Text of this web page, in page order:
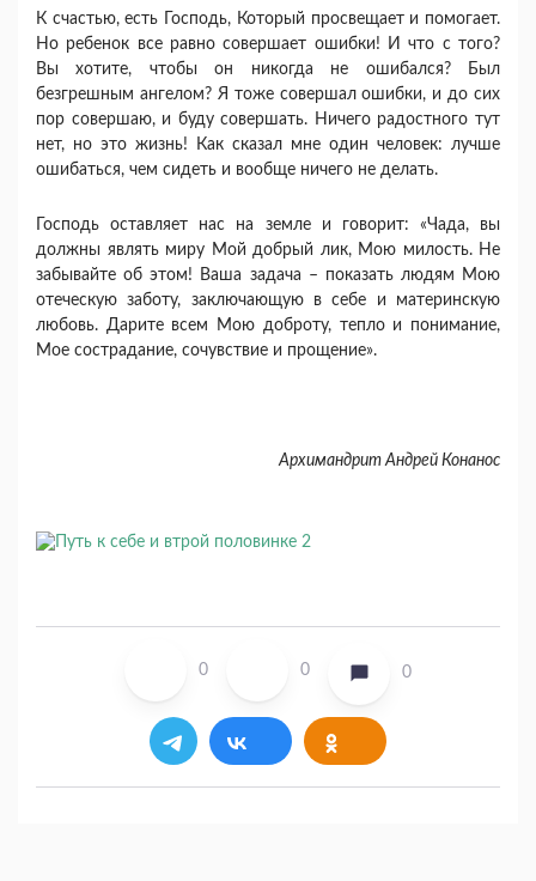
К счастью, есть Господь, Который просвещает и помогает.
Но ребенок все равно совершает ошибки! И что с того?
Вы хотите, чтобы он никогда не ошибался? Был
безгрешным ангелом? Я тоже совершал ошибки, и до сих
пор совершаю, и буду совершать. Ничего радостного тут
нет, но это жизнь! Как сказал мне один человек: лучше
ошибаться, чем сидеть и вообще ничего не делать.
Господь оставляет нас на земле и говорит: «Чада, вы
должны являть миру Мой добрый лик, Мою милость. Не
забывайте об этом! Ваша задача – показать людям Мою
отеческую заботу, заключающую в себе и материнскую
любовь. Дарите всем Мою доброту, тепло и понимание,
Мое сострадание, сочувствие и прощение».
Архимандрит Андрей Конанос
0 0 0